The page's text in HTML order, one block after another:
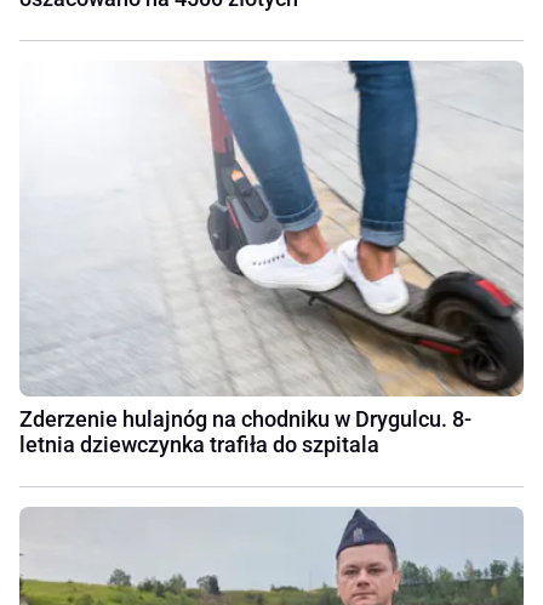
Zderzenie hulajnóg na chodniku w Drygulcu. 8-
letnia dziewczynka trafiła do szpitala